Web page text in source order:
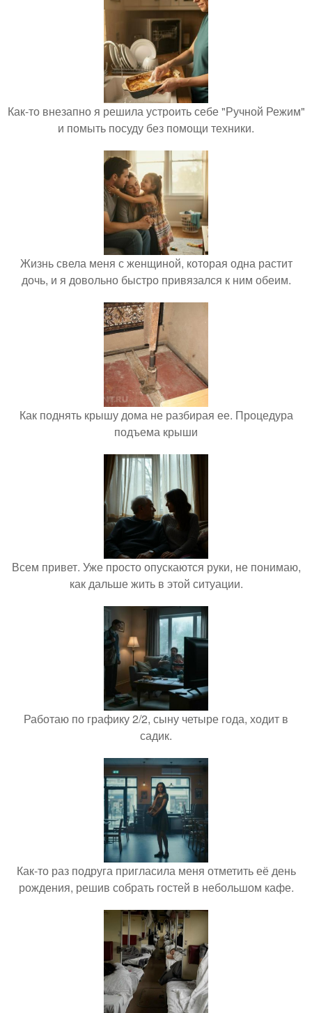
Как-то внезапно я решила устроить себе "Ручной Режим"
и помыть посуду без помощи техники.
Жизнь свела меня с женщиной, которая одна растит
дочь, и я довольно быстро привязался к ним обеим.
Как поднять крышу дома не разбирая ее. Процедура
подъема крыши
Всем привет. Уже просто опускаются руки, не понимаю,
как дальше жить в этой ситуации.
Работаю по графику 2/2, сыну четыре года, ходит в
садик.
Как-то раз подруга пригласила меня отметить её день
рождения, решив собрать гостей в небольшом кафе.